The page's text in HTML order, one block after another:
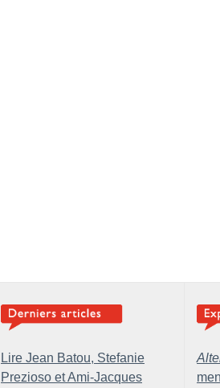
Lire Jean Batou, Stefanie
Prezioso et Ami-Jacques